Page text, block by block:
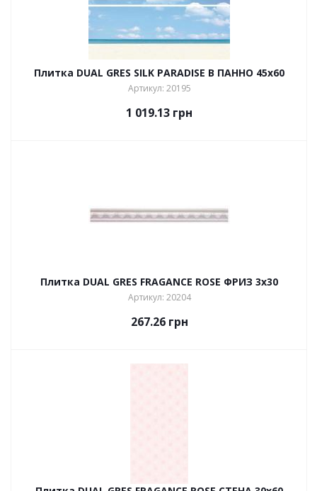
Плитка DUAL GRES SILK PARADISE B ПАННО 45х60
Артикул: 20195
1 019.13 грн
Плитка DUAL GRES FRAGANCE ROSE ФРИЗ 3х30
Артикул: 20204
267.26грн